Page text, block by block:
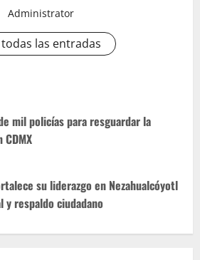
Administrator
las entradas
mil policías para resguardar la
su liderazgo en Nezahualcóyotl
respaldo ciudadano